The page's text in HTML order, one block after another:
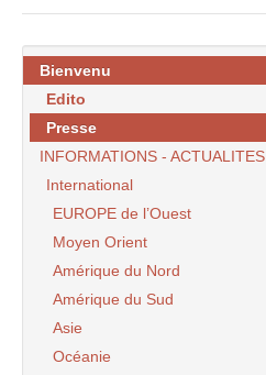
Bienvenu
Edito
Presse
INFORMATIONS - ACTUALITES
International
EUROPE de l’Ouest
Moyen Orient
Amérique du Nord
Amérique du Sud
Asie
Océanie